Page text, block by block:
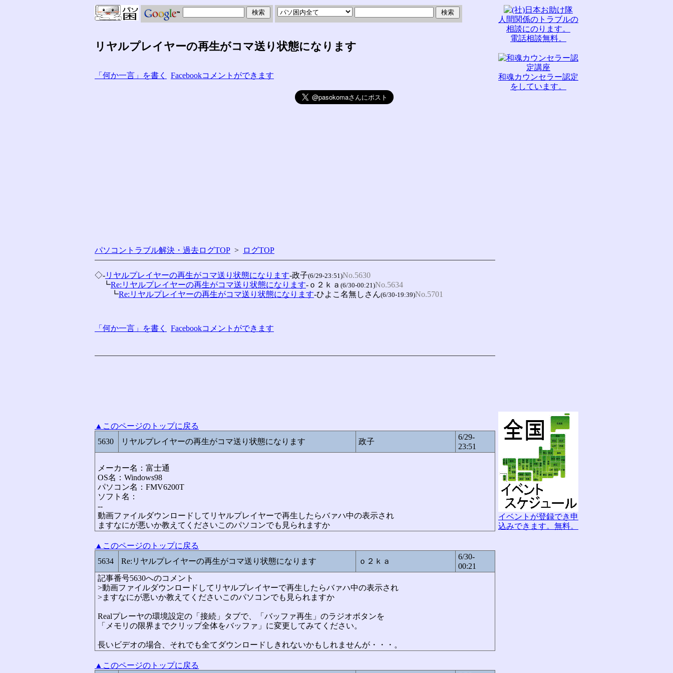
リヤルプレイヤーの再生がコマ送り状態になります
「何か一言」を書く Facebookコメントができます
パソコントラブル解決・過去ログTOP > ログTOP
◇-リヤルプレイヤーの再生がコマ送り状態になります-政子(6/29-23:51)No.5630
┗Re:リヤルプレイヤーの再生がコマ送り状態になります-ｏ２ｋａ (6/30-00:21)No.5634
┗Re:リヤルプレイヤーの再生がコマ送り状態になります-ひよこ名無しさん(6/30-19:39)No.5701
「何か一言」を書く Facebookコメントができます
▲このページのトップに戻る
5630
リヤルプレイヤーの再生がコマ送り状態になります 政子
6/29-
23:51
メーカー名：富士通
OS名：Windows98
パソコン名：FMV6200T
ソフト名：
--
動画ファイルダウンロードしてリヤルプレイヤーで再生したらバァハ中の表示され
ますなにが悪いか教えてくださいこのパソコンでも見られますか
▲このページのトップに戻る
5634
Re:リヤルプレイヤーの再生がコマ送り状態になります ｏ２ｋａ
6/30-
00:21
記事番号5630へのコメント
>動画ファイルダウンロードしてリヤルプレイヤーで再生したらバァハ中の表示され
>ますなにが悪いか教えてくださいこのパソコンでも見られますか
Realプレーヤの環境設定の「接続」タブで、「バッファ再生」のラジオボタンを
「メモリの限界までクリップ全体をバッファ」に変更してみてください。
長いビデオの場合、それでも全てダウンロードしきれないかもしれませんが・・・。
▲このページのトップに戻る
人間関係のトラブルの
相談にのります。
電話相談無料。
和魂カウンセラー認定
をしています。
イベントが登録でき申
込みできます。無料。